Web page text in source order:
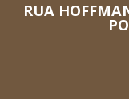
RUA